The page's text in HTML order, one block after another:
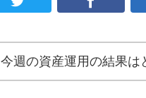
今週の資産運用の結果は